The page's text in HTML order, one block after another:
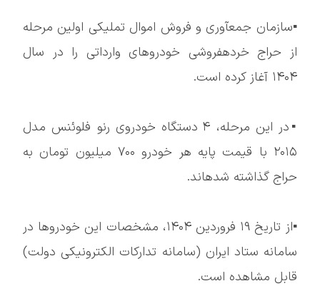
▪️سازمان جمعآوری و فروش اموال تملیکی اولین مرحله
از حراج خردهفروشی خودروهای وارداتی را در سال
۱۴۰۴ آغاز کرده است.
▪️در این مرحله، ۴ دستگاه خودروی رنو فلوئنس مدل
۲۰۱۵ با قیمت پایه هر خودرو ۷۰۰ میلیون تومان به
حراج گذاشته شدهاند.
▪️از تاریخ ۱۹ فروردین ۱۴۰۴، مشخصات این خودروها در
سامانه ستاد ایران (سامانه تدارکات الکترونیکی دولت)
قابل مشاهده است.